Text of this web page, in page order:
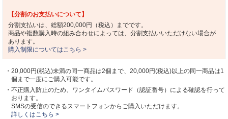
【分割のお支払いについて】
分割支払いは、総額200,000円（税込）までです。
商品や複数購入時の組み合わせによっては、分割支払いいただけない場合が
あります。
購入制限についてはこちら >
・20,000円(税込)未満の同一商品は2個まで、20,000円(税込)以上の同一商品は1
個まで一度にご購入可能です。
・不正購入防止のため、ワンタイムパスワード（認証番号）による確認を行って
おります。
SMSの受信のできるスマートフォンからご購入いただけます。
詳しくはこちら >